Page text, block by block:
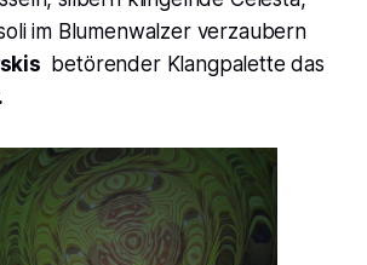
im Blumenwalzerverzaubern
betörender Klangpalette das